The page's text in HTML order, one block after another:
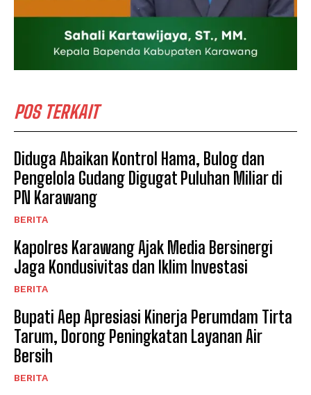
POS TERKAIT
Diduga Abaikan Kontrol Hama, Bulog dan
Pengelola Gudang Digugat Puluhan Miliar di
PN Karawang
BERITA
Kapolres Karawang Ajak Media Bersinergi
Jaga Kondusivitas dan Iklim Investasi
BERITA
Bupati Aep Apresiasi Kinerja Perumdam Tirta
Tarum, Dorong Peningkatan Layanan Air
Bersih
BERITA